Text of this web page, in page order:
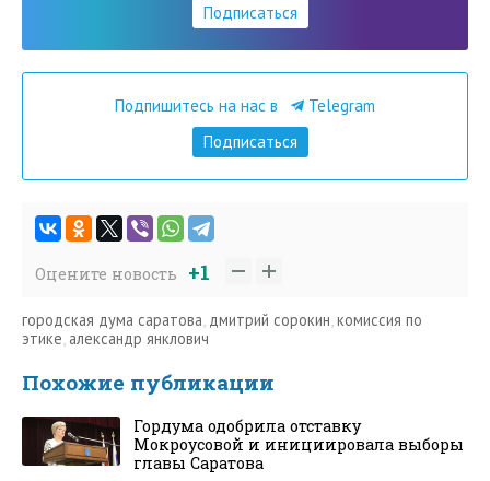
Подписаться
Подпишитесь на нас в
Telegram
Подписаться
Оцените новость +1
городская дума саратова дмитрий сорокин комиссия по
этике александр янклович
Похожие публикации
Гордума одобрила отставку
Мокроусовой и инициировала выборы
главы Саратова